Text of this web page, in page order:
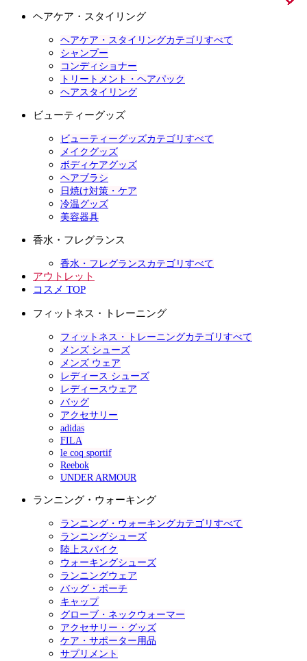
ヘアケア・スタイリング
ヘアケア・スタイリングカテゴリすべて
シャンプー
コンディショナー
トリートメント・ヘアパック
ヘアスタイリング
ビューティーグッズ
ビューティーグッズカテゴリすべて
メイクグッズ
ボディケアグッズ
ヘアブラシ
日焼け対策・ケア
冷温グッズ
美容器具
香水・フレグランス
香水・フレグランスカテゴリすべて
アウトレット
コスメ TOP
フィットネス・トレーニング
フィットネス・トレーニングカテゴリすべて
メンズ シューズ
メンズ ウェア
レディース シューズ
レディースウェア
バッグ
アクセサリー
adidas
FILA
le coq sportif
Reebok
UNDER ARMOUR
ランニング・ウォーキング
ランニング・ウォーキングカテゴリすべて
ランニングシューズ
陸上スパイク
ウォーキングシューズ
ランニングウェア
バッグ・ポーチ
キャップ
グローブ・ネックウォーマー
アクセサリー・グッズ
ケア・サポーター用品
サプリメント